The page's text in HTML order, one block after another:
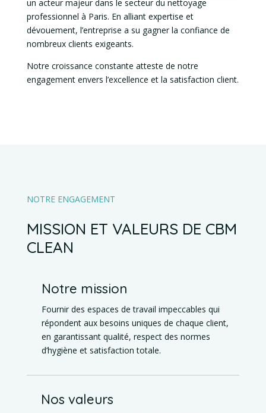
un acteur majeur dans le secteur du nettoyage
professionnel à Paris. En alliant expertise et
dévouement, l’entreprise a su gagner la confiance de
nombreux clients exigeants.
Notre croissance constante atteste de notre
engagement envers l’excellence et la satisfaction client.
NOTRE ENGAGEMENT
MISSION ET VALEURS DE CBM
CLEAN
Notre mission
Fournir des espaces de travail impeccables qui
répondent aux besoins uniques de chaque client,
en garantissant qualité, respect des normes
d’hygiène et satisfaction totale.
Nos valeurs